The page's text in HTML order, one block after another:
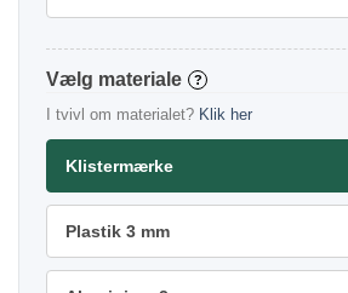
materiale ?
I tvivl om materialet? Klik her
Klistermærke
Plastik 3 mm